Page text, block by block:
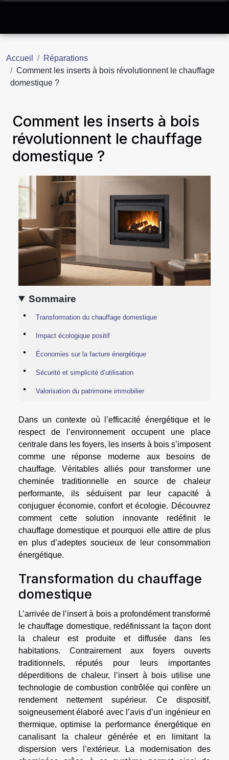
Accueil
Réparations
Comment les inserts à bois révolutionnent le chauffage
domestique ?
Comment les inserts à bois
révolutionnent le chauffage
domestique ?
Sommaire
Transformation du chauffage domestique
Impact écologique positif
Économies sur la facture énergétique
Sécurité et simplicité d’utilisation
Valorisation du patrimoine immobilier
Dans un contexte où l’efficacité énergétique et le
respect de l’environnement occupent une place
centrale dans les foyers, les inserts à bois s’imposent
comme une réponse moderne aux besoins de
chauffage. Véritables alliés pour transformer une
cheminée traditionnelle en source de chaleur
performante, ils séduisent par leur capacité à
conjuguer économie, confort et écologie. Découvrez
comment cette solution innovante redéfinit le
chauffage domestique et pourquoi elle attire de plus
en plus d’adeptes soucieux de leur consommation
énergétique.
Transformation du chauffage
domestique
L’arrivée de l’insert à bois a profondément transformé
le chauffage domestique, redéfinissant la façon dont
la chaleur est produite et diffusée dans les
habitations. Contrairement aux foyers ouverts
traditionnels, réputés pour leurs importantes
déperditions de chaleur, l’insert à bois utilise une
technologie de combustion contrôlée qui confère un
rendement nettement supérieur. Ce dispositif,
soigneusement élaboré avec l’avis d’un ingénieur en
thermique, optimise la performance énergétique en
canalisant la chaleur générée et en limitant la
dispersion vers l’extérieur. La modernisation des